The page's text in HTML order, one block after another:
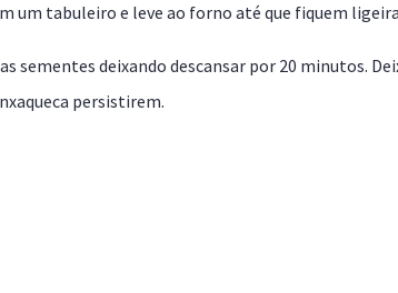
um tabuleiro e leve ao forno até que fiquem
sementes deixando descansar por 20 minutos.
persistirem.